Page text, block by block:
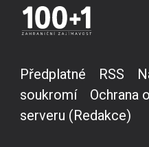
Předplatné RSS
soukromí
Ochrana
serveru (Redakce)